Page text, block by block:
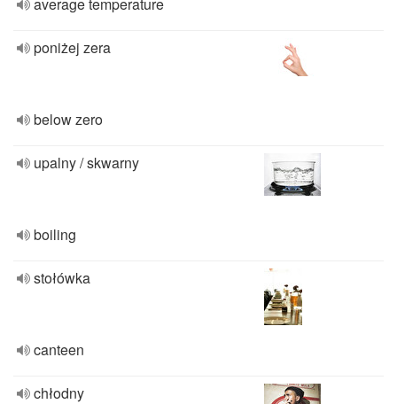
poniżej zera
below zero
upalny / skwarny
boiling
stołówka
canteen
chłodny